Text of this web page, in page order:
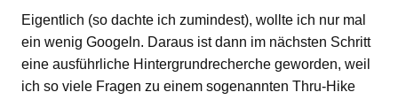
Eigentlich (so dachte ich zumindest), wollte ich nur mal
ein wenig Googeln. Daraus ist dann im nächsten Schritt
eine ausführliche Hintergrundrecherche geworden, weil
ich so viele Fragen zu einem sogenannten Thru-Hike